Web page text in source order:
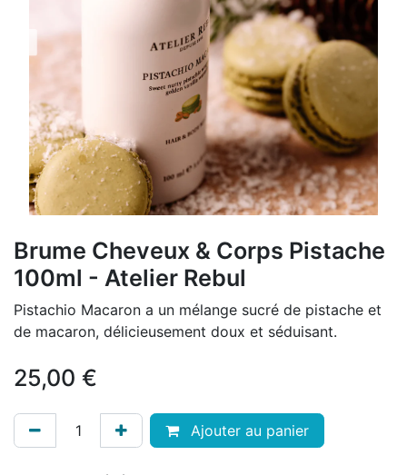
Brume Cheveux & Corps Pistache
100ml - Atelier Rebul
Pistachio Macaron a un mélange sucré de pistache et
de macaron, délicieusement doux et séduisant.
25,00 €
Ajouter au panier